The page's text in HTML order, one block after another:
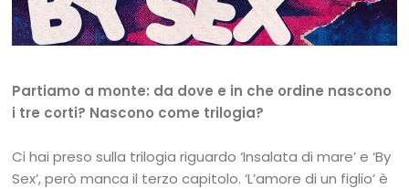
Partiamo a monte: da dove e in che ordine nascono
i tre corti? Nascono come trilogia?
Ci hai preso sulla trilogia riguardo ‘Insalata di mare’ e ‘By
Sex’, però manca il terzo capitolo. ‘L’amore di un figlio’ è